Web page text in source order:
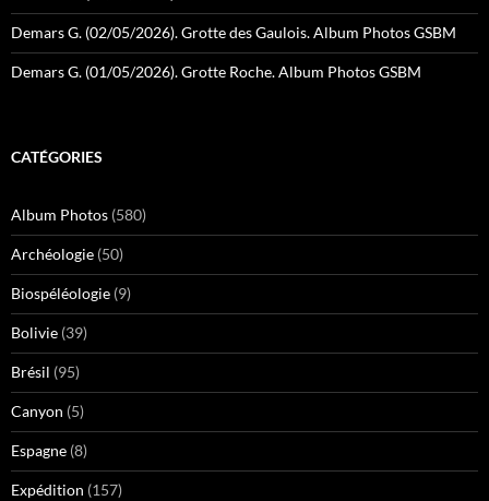
Demars G. (02/05/2026). Grotte des Gaulois. Album Photos GSBM
Demars G. (01/05/2026). Grotte Roche. Album Photos GSBM
CATÉGORIES
Album Photos (580)
Archéologie (50)
Biospéléologie (9)
Bolivie (39)
Brésil (95)
Canyon (5)
Espagne (8)
Expédition (157)